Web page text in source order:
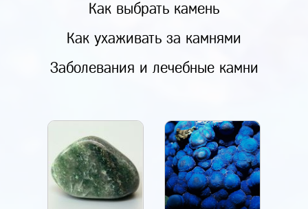
Как выбрать камень
Как ухаживать за камнями
Заболевания и лечебные камни